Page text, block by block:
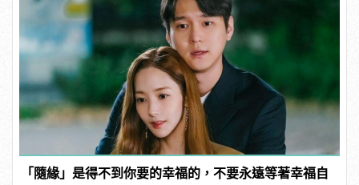
「隨緣」是得不到你要的幸福的，不要永遠等著幸福自